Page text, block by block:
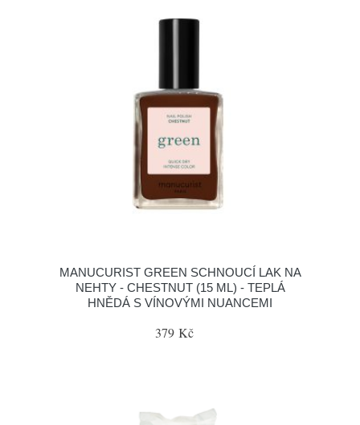
MANUCURIST GREEN SCHNOUCÍ LAK NA
NEHTY - CHESTNUT (15 ML) - TEPLÁ
HNĚDÁ S VÍNOVÝMI NUANCEMI
379 Kč